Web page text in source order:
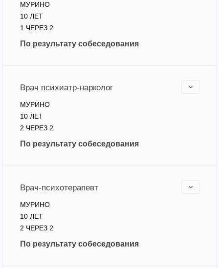
МУРИНО
10 ЛЕТ
1 ЧЕРЕЗ 2
По результату собеседования
Врач психиатр-нарколог
МУРИНО
10 ЛЕТ
2 ЧЕРЕЗ 2
По результату собеседования
Врач-психотерапевт
МУРИНО
10 ЛЕТ
2 ЧЕРЕЗ 2
По результату собеседования